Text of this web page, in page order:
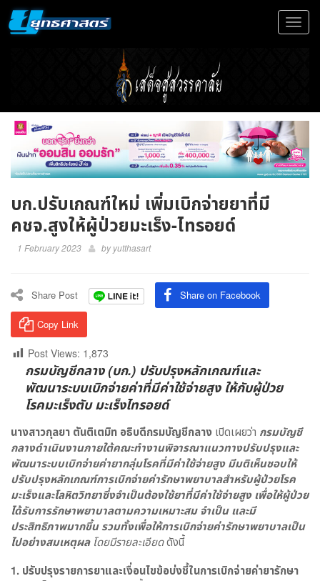
Toggle
บก.ปรับเกณฑ์ใหม่ เพิ่มเบิกจ่ายยาที่มี
คชจ.สูงให้ผู้ป่วยมะเร็ง-ไทรอยด์
1 February 2023 by yutthasart
Share Post Share on Facebook
Copy Link
Post Views: 1,873
กรมบัญชีกลาง (บก.) ปรับปรุงหลักเกณฑ์และ
พัฒนาระบบเบิกจ่ายค่าที่มีค่าใช้จ่ายสูง ให้กับผู้ป่วย
โรคมะเร็งตับ มะเร็งไทรอยด์
นางสาวกุลยา ตันติเตมิท อธิบดีกรมบัญชีกลาง เปิดเผยว่า กรมบัญชี
กลางดำเนินงานภายใต้คณะทำงานพิจารณาแนวทางปรับปรุงและ
พัฒนาระบบเบิกจ่ายค่ายากลุ่มโรคที่มีค่าใช้จ่ายสูง มีมติเห็นชอบให้
ปรับปรุงหลักเกณฑ์การเบิกจ่ายค่ารักษาพยาบาลสำหรับผู้ป่วยโรค
มะเร็งและโลหิตวิทยาซึ่งจำเป็นต้องใช้ยาที่มีค่าใช้จ่ายสูง เพื่อให้ผู้ป่วย
ได้รับการรักษาพยาบาลตามความเหมาะสม จำเป็น และมี
ประสิทธิภาพมากขึ้น รวมทั้งเพื่อให้การเบิกจ่ายค่ารักษาพยาบาลเป็น
ไปอย่างสมเหตุผลโดยมีรายละเอียดดังนี้
1. ปรับปรุงรายการยาและเงื่อนไขข้อบ่งชี้ในการเบิกจ่ายค่ายารักษา